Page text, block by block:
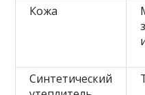
Кожа
Синтетический